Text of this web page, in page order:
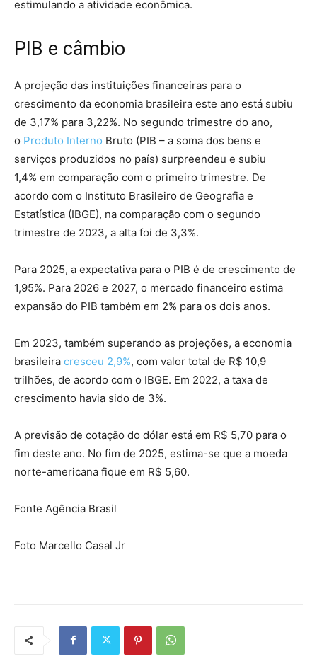
estimulando a atividade econômica.
PIB e câmbio
A projeção das instituições financeiras para o
crescimento da economia brasileira este ano está subiu
de 3,17% para 3,22%. No segundo trimestre do ano,
o Produto Interno Bruto (PIB – a soma dos bens e
serviços produzidos no país) surpreendeu e subiu
1,4% em comparação com o primeiro trimestre. De
acordo com o Instituto Brasileiro de Geografia e
Estatística (IBGE), na comparação com o segundo
trimestre de 2023, a alta foi de 3,3%.
Para 2025, a expectativa para o PIB é de crescimento de
1,95%. Para 2026 e 2027, o mercado financeiro estima
expansão do PIB também em 2% para os dois anos.
Em 2023, também superando as projeções, a economia
brasileira cresceu 2,9%, com valor total de R$ 10,9
trilhões, de acordo com o IBGE. Em 2022, a taxa de
crescimento havia sido de 3%.
A previsão de cotação do dólar está em R$ 5,70 para o
fim deste ano. No fim de 2025, estima-se que a moeda
norte-americana fique em R$ 5,60.
Fonte Agência Brasil
Foto Marcello Casal Jr